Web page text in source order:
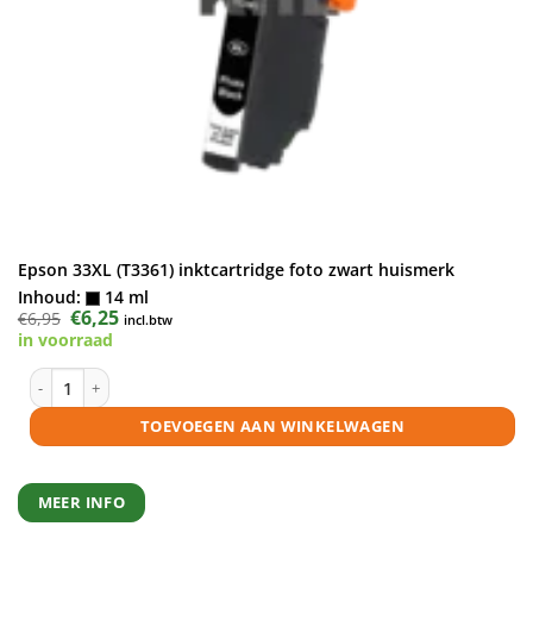
Epson 33XL (T3361) inktcartridge foto zwart huismerk
Inhoud:
14 ml
€6,95 Oorspronkelijke
prijs
was:
€6,25Huidige
prijs
incl.btw
in voorraad
Epson 33XL (T3361) inktcartridge foto zwart huismerk aantal
TOEVOEGEN AAN WINKELWAGEN
MEER INFO